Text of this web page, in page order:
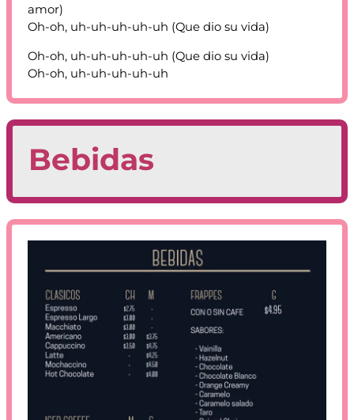
amor)
Oh-oh, uh-uh-uh-uh-uh (Que dio su vida)
Oh-oh, uh-uh-uh-uh-uh (Que dio su vida)
Oh-oh, uh-uh-uh-uh-uh
Bebidas